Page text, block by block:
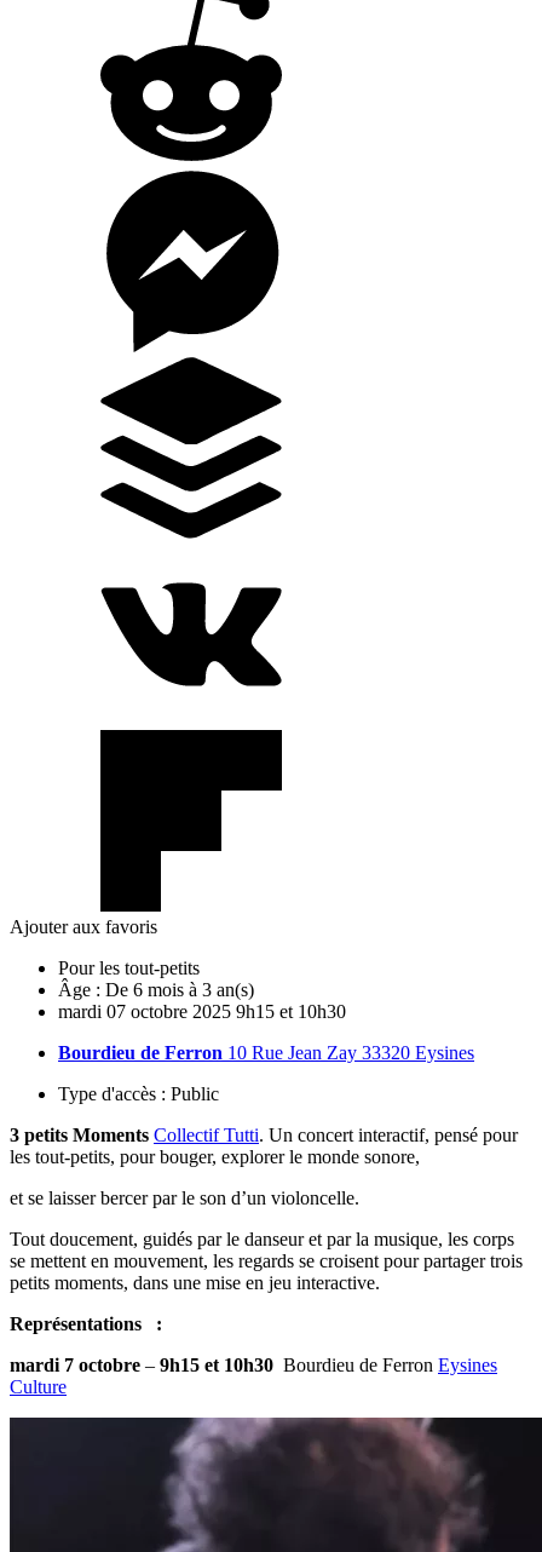
Ajouter aux favoris
Pour les tout-petits
Âge : De 6 mois à 3 an(s)
mardi 07 octobre 2025 9h15 et 10h30
Bourdieu de Ferron 10 Rue Jean Zay 33320 Eysines
Type d'accès : Public
3 petits Moments Collectif Tutti. Un concert interactif, pensé pour
les tout-petits, pour bouger, explorer le monde sonore,
et se laisser bercer par le son d’un violoncelle.
Tout doucement, guidés par le danseur et par la musique, les corps
se mettent en mouvement, les regards se croisent pour partager trois
petits moments, dans une mise en jeu interactive.
Représentations :
mardi 7 octobre – 9h15 et 10h30 Bourdieu de Ferron Eysines
Culture